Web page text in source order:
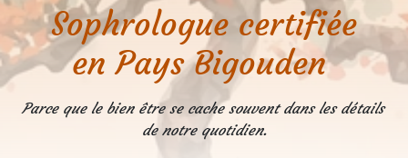
Sophrologue certifiée
en Pays Bigouden
Parce que le bien être se cache souvent dans les détails
de notre quotidien.